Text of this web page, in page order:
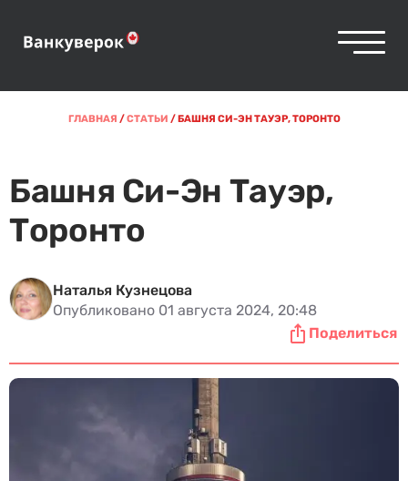
ГЛАВНАЯ /СТАТЬИ /БАШНЯ СИ-ЭН ТАУЭР, ТОРОНТО
Башня Си-Эн Тауэр,
Торонто
Наталья Кузнецова
Опубликовано 01 августа 2024, 20:48
Поделиться